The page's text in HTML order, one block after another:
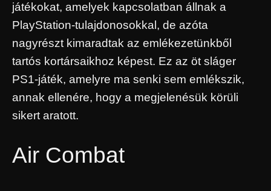
játékokat, amelyek kapcsolatban állnak a
PlayStation-tulajdonosokkal, de azóta
nagyrészt kimaradtak az emlékezetünkből
tartós kortársaikhoz képest. Ez az öt sláger
PS1-játék, amelyre ma senki sem emlékszik,
annak ellenére, hogy a megjelenésük körüli
sikert aratott.
Air Combat